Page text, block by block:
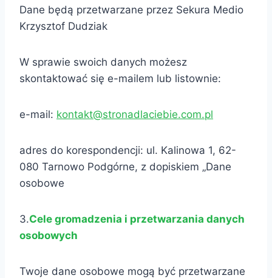
Dane będą przetwarzane przez Sekura Medio
Krzysztof Dudziak
W sprawie swoich danych możesz
skontaktować się e-mailem lub listownie:
e-mail: kontakt@stronadlaciebie.com.pl
adres do korespondencji: ul. Kalinowa 1, 62-
080 Tarnowo Podgórne, z dopiskiem „Dane
osobowe
3.Cele gromadzenia i przetwarzania danych
osobowych
Twoje dane osobowe mogą być przetwarzane